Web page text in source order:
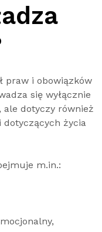
praw i obowiązków
się wyłącznie
ale dotyczy również
życia
m.in.: